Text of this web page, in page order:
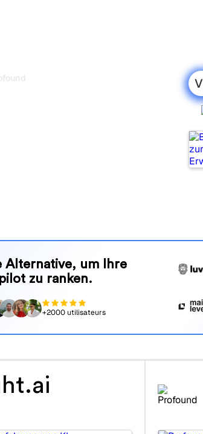
Alternative, um Ihre
zu ranken.
+2000 utilisateurs